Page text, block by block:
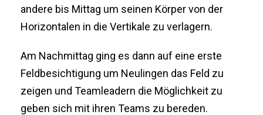
andere bis Mittag um seinen Körper von der
Horizontalen in die Vertikale zu verlagern.
Am Nachmittag ging es dann auf eine erste
Feldbesichtigung um Neulingen das Feld zu
zeigen und Teamleadern die Möglichkeit zu
geben sich mit ihren Teams zu bereden.